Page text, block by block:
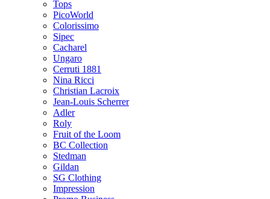
Tops
PicoWorld
Colorissimo
Sipec
Cacharel
Ungaro
Cerruti 1881
Nina Ricci
Christian Lacroix
Jean-Louis Scherrer
Adler
Roly
Fruit of the Loom
BC Collection
Stedman
Gildan
SG Clothing
Impression